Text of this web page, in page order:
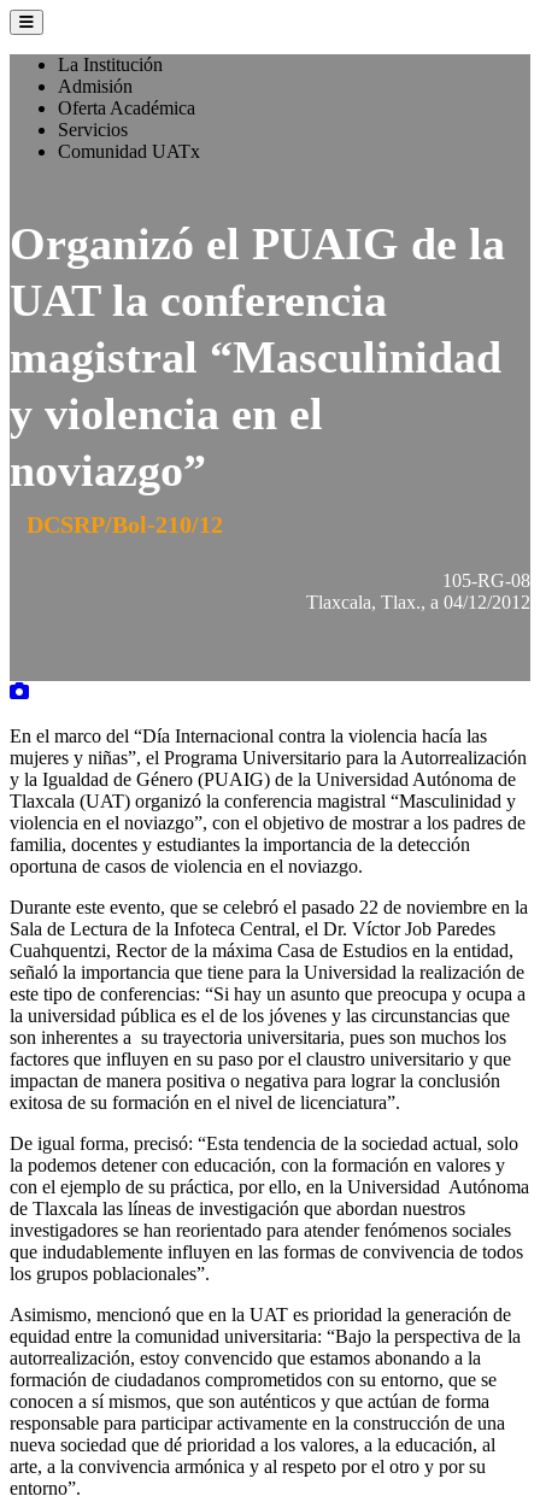
La Institución
Admisión
Oferta Académica
Servicios
Comunidad UATx
Organizó el PUAIG de la
UAT la conferencia
magistral “Masculinidad
y violencia en el
noviazgo”
DCSRP/Bol-210/12
105-RG-08
Tlaxcala, Tlax., a 04/12/2012
En el marco del “Día Internacional contra la violencia hacía las
mujeres y niñas”, el Programa Universitario para la Autorrealización
y la Igualdad de Género (PUAIG) de la Universidad Autónoma de
Tlaxcala (UAT) organizó la conferencia magistral “Masculinidad y
violencia en el noviazgo”, con el objetivo de mostrar a los padres de
familia, docentes y estudiantes la importancia de la detección
oportuna de casos de violencia en el noviazgo.
Durante este evento, que se celebró el pasado 22 de noviembre en la
Sala de Lectura de la Infoteca Central, el Dr. Víctor Job Paredes
Cuahquentzi, Rector de la máxima Casa de Estudios en la entidad,
señaló la importancia que tiene para la Universidad la realización de
este tipo de conferencias: “Si hay un asunto que preocupa y ocupa a
la universidad pública es el de los jóvenes y las circunstancias que
son inherentes a su trayectoria universitaria, pues son muchos los
factores que influyen en su paso por el claustro universitario y que
impactan de manera positiva o negativa para lograr la conclusión
exitosa de su formación en el nivel de licenciatura”.
De igual forma, precisó: “Esta tendencia de la sociedad actual, solo
la podemos detener con educación, con la formación en valores y
con el ejemplo de su práctica, por ello, en la Universidad Autónoma
de Tlaxcala las líneas de investigación que abordan nuestros
investigadores se han reorientado para atender fenómenos sociales
que indudablemente influyen en las formas de convivencia de todos
los grupos poblacionales”.
Asimismo, mencionó que en la UAT es prioridad la generación de
equidad entre la comunidad universitaria: “Bajo la perspectiva de la
autorrealización, estoy convencido que estamos abonando a la
formación de ciudadanos comprometidos con su entorno, que se
conocen a sí mismos, que son auténticos y que actúan de forma
responsable para participar activamente en la construcción de una
nueva sociedad que dé prioridad a los valores, a la educación, al
arte, a la convivencia armónica y al respeto por el otro y por su
entorno”.